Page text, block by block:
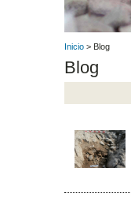
Inicio > Blog
Blog